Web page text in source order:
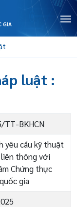
GIA
luật :
TT-BKHCN
yêu cầu kỹ thuật
thông với
Chứng thực
gia